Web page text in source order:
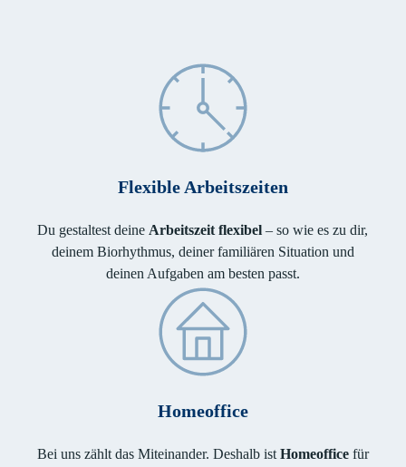
Flexible Arbeitszeiten
Du gestaltest deine Arbeitszeit flexibel – so wie es zu dir,
deinem Biorhythmus, deiner familiären Situation und
deinen Aufgaben am besten passt.
Homeoffice
Bei uns zählt das Miteinander. Deshalb ist Homeoffice für